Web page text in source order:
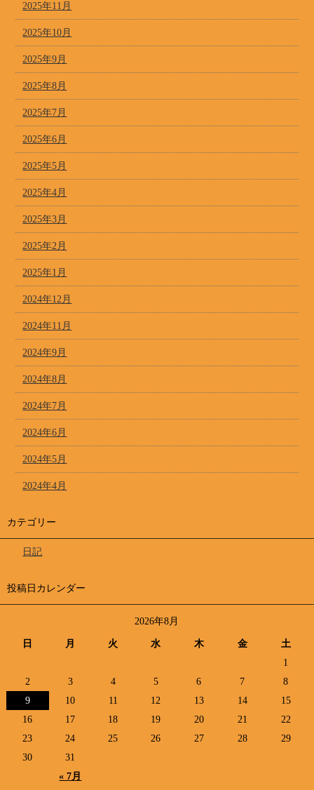
2025年11月
2025年10月
2025年9月
2025年8月
2025年7月
2025年6月
2025年5月
2025年4月
2025年3月
2025年2月
2025年1月
2024年12月
2024年11月
2024年9月
2024年8月
2024年7月
2024年6月
2024年5月
2024年4月
カテゴリー
日記
投稿日カレンダー
2026年8月
日 月 火 水 木 金 土
« 7月
1
2
3 4 5 6 7
8
9
10 11 12 13 14
15
16
17 18 19 20 21
22
23
24 25 26 27 28
29
30
31